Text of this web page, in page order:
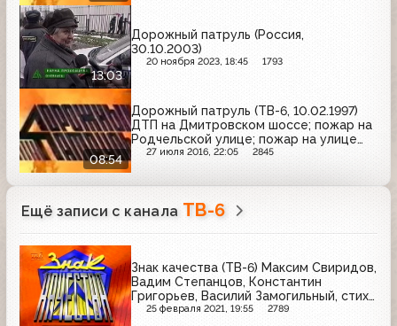
13:03
Дорожный патруль (Россия,
30.10.2003)
20 ноября 2023, 18:45 1793
08:54
Дорожный патруль (ТВ-6, 10.02.1997)
ДТП на Дмитровском шоссе; пожар на
Родчельской улице; пожар на улице
Плющиха
27 июля 2016, 22:05 2845
Ещё записи с канала ТВ-6
Знак качества (ТВ-6) Максим Свиридов,
Вадим Степанцов, Константин
Григорьев, Василий Замогильный, стихи
от лысого человека
25 февраля 2021, 19:55 2789